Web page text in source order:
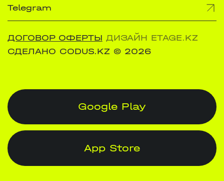
Telegram
ДОГОВОР ОФЕРТЫ ДИЗАЙН ETAGE.KZ
СДЕЛАНО CODUS.KZ © 2026
Google Play
App Store